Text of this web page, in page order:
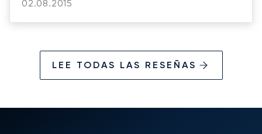
and so am I... Thank you again.
02.08.2015
LEE TODAS LAS RESEÑAS